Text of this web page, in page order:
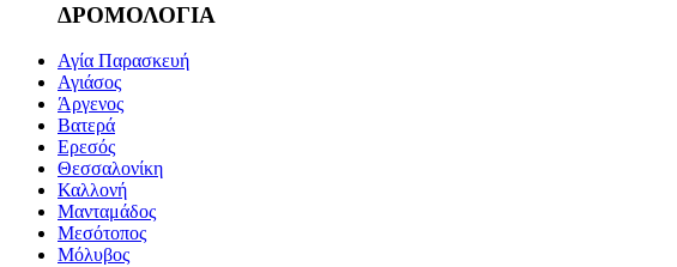
ΔΡΟΜΟΛΟΓΙΑ
Αγία Παρασκευή
Αγιάσος
Άργενος
Βατερά
Ερεσός
Θεσσαλονίκη
Καλλονή
Μανταμάδος
Μεσότοπος
Μόλυβος